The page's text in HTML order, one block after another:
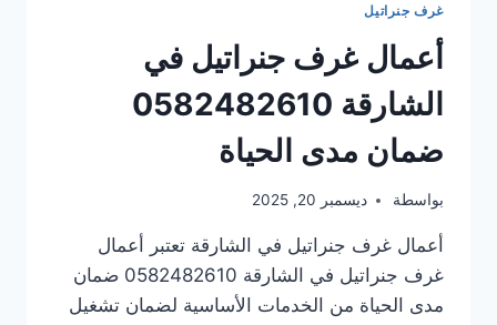
غرف جنراتيل
أعمال غرف جنراتيل في
الشارقة 0582482610
ضمان مدى الحياة
بواسطة ديسمبر 20, 2025
أعمال غرف جنراتيل في الشارقة تعتبر أعمال
غرف جنراتيل في الشارقة 0582482610 ضمان
مدى الحياة من الخدمات الأساسية لضمان تشغيل